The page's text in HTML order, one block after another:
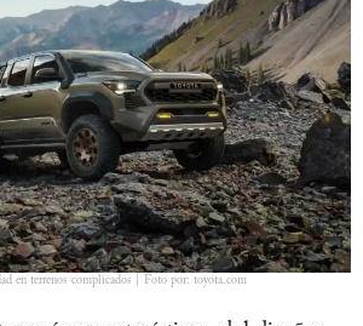
en terrenos complicados | Foto por: toyota.com